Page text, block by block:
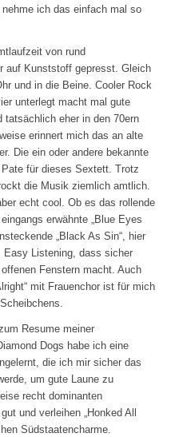
ich das einfach mal so
von rund
auf Kunststoff gepresst. Gleich
und in die Beine. Cooler Rock
unterlegt macht mal gute
tatsächlich eher in den 70ern
erinnert mich das an alte
Die ein oder andere bekannte
für dieses Sextett. Trotz
die Musik ziemlich amtlich.
echt cool. Ob es das rollende
erwähnte „Blue Eyes
„Black As Sin“, hier
Listening, dass sicher
Fenstern macht. Auch
mit Frauenchor ist für mich
Resume meiner
Dogs habe ich eine
die ich mir sicher das
um gute Laune zu
recht dominanten
und verleihen „Honked All
Südstaatencharme.